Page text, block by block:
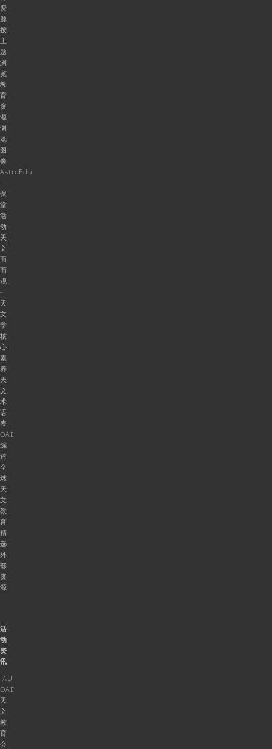
资
源
按
主
题
浏
览
教
育
资
源
浏
览
图
像
AstroEdu
-
课
堂
活
动
天
文
面
面
观
-
天
文
学
核
心
素
养
天
文
术
语
表
OAE
综
述
全
球
天
文
教
育
精
选
外
部
资
源
活
动
资
讯
IAU-
OAE
天
文
教
育
会